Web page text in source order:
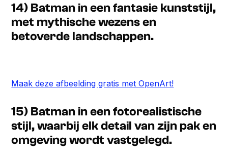
14) Batman in een fantasie kunststijl,
met mythische wezens en
betoverde landschappen.
Maak deze afbeelding gratis met OpenArt!
15) Batman in een fotorealistische
stijl, waarbij elk detail van zijn pak en
omgeving wordt vastgelegd.